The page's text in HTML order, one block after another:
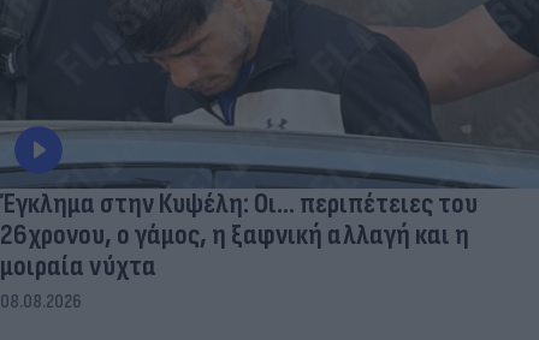
Έγκλημα στην Κυψέλη: Οι... περιπέτειες του
26χρονου, ο γάμος, η ξαφνική αλλαγή και η
μοιραία νύχτα
08.08.2026